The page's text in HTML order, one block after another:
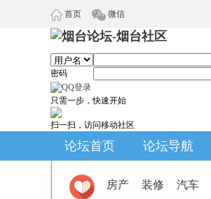
首页 微信
密码
只需一步，快速开始
扫一扫，访问移动社区
论坛首页 论坛导航
房产 装修 汽车